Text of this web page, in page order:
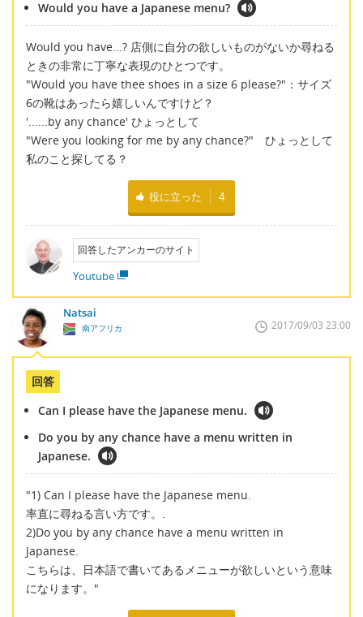
Would you have a Japanese menu?
Would you have...? 店側に自分の欲しいものがないか尋ねる
ときの非常に丁寧な表現のひとつです。
"Would you have thee shoes in a size 6 please?"：サイズ
6の靴はあったら嬉しいんですけど？
'......by any chance' ひょっとして
"Were you looking for me by any chance?" ひょっとして
私のこと探してる？
役に立った 4
回答したアンカーのサイト
Youtube
Natsai
南アフリカ 2017/09/03 23:00
回答
Can I please have the Japanese menu.
Do you by any chance have a menu written in
Japanese.
"1) Can I please have the Japanese menu.
率直に尋ねる言い方です。.
2)Do you by any chance have a menu written in
Japanese.
こちらは、日本語で書いてあるメニューが欲しいという意味
になります。"